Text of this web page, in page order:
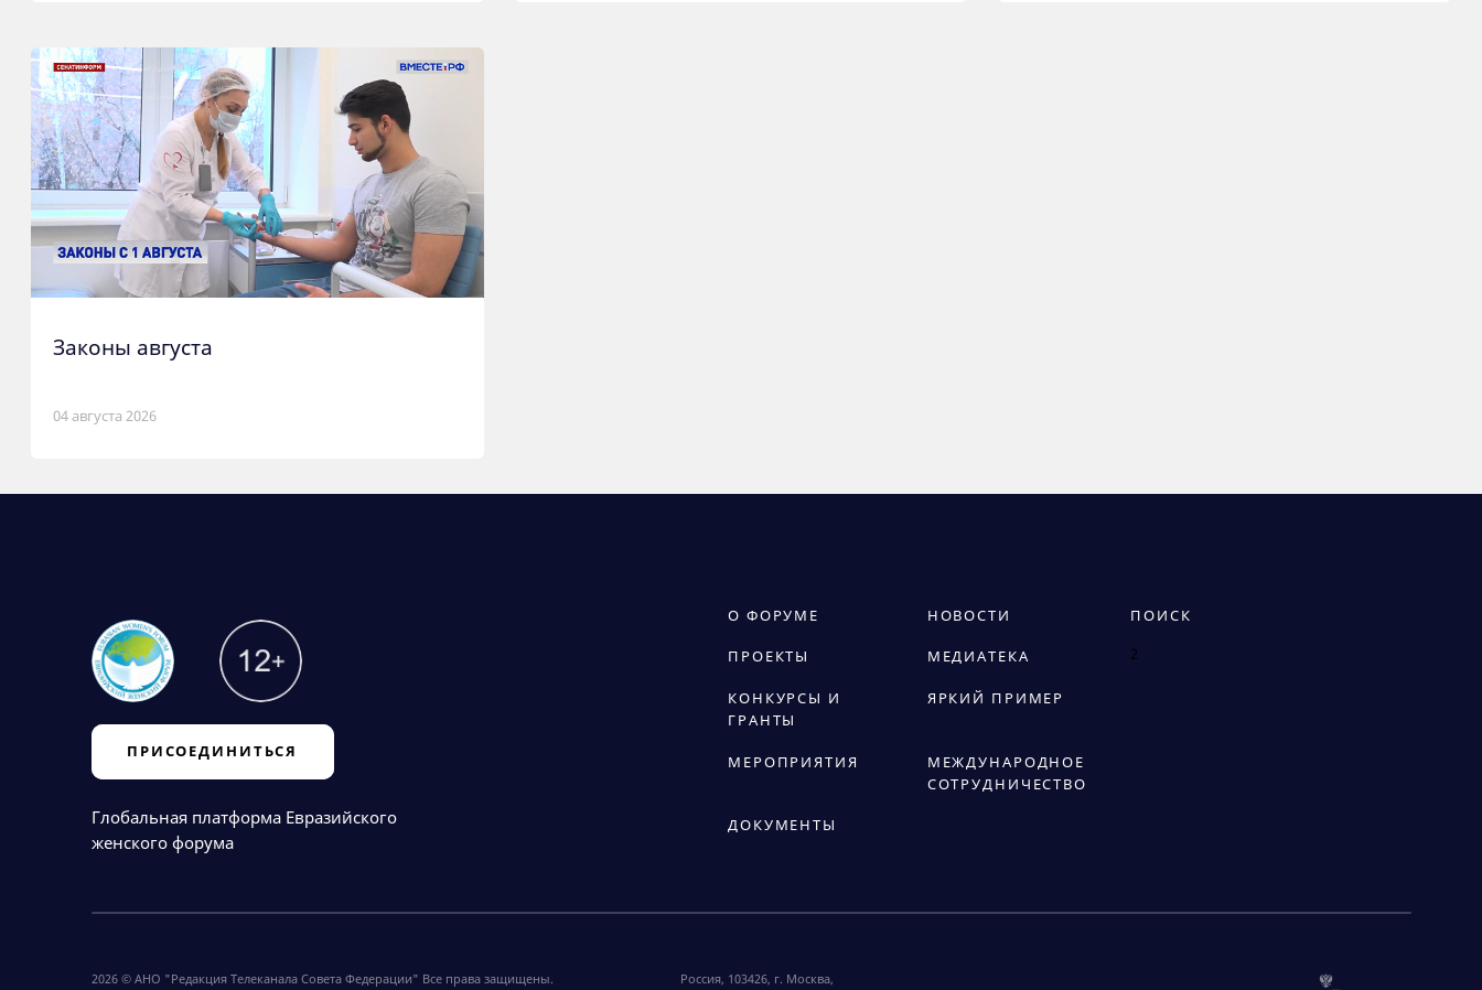
Законы августа
04 августа 2026
ПРИСОЕДИНИТЬСЯ
Глобальная платформа Евразийского
женского форума
О ФОРУМЕ НОВОСТИ
ПРОЕКТЫ МЕДИАТЕКА
КОНКУРСЫ И
ГРАНТЫ
ЯРКИЙ ПРИМЕР
МЕРОПРИЯТИЯ
МЕЖДУНАРОДНОЕ
СОТРУДНИЧЕСТВО
ДОКУМЕНТЫ
ПОИСК
2
2026 © АНО "Редакция Телеканала Совета Федерации" Все права защищены.
Россия, 103426, г. Москва,